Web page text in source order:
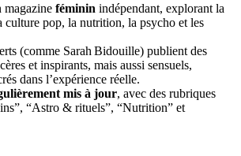
magazine féminin indépendant, explorant la
culture pop, la nutrition, la psycho et les
(comme Sarah Bidouille) publient des
et inspirants, mais aussi sensuels,
dans l’expérience réelle.
mis à jour, avec des rubriques
“Astro & rituels”, “Nutrition” et